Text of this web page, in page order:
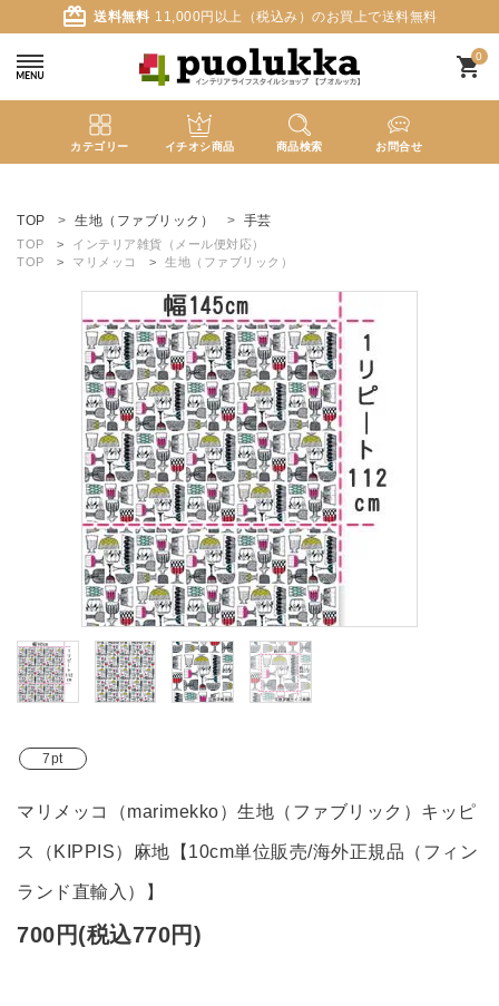
card_giftcard 送料無料 11,000円以上（税込み）のお買上で送料無料
0
shopping_cart
カテゴリー イチオシ商品 商品検索 お問合せ
ようこそ ゲスト 様
search
カテゴリーから探す
ブランド
ガイドライン
TOP 生地（ファブリック） 手芸
TOP
インテリア雑貨（メール便対応）
TOP
マリメッコ 生地（ファブリック）
7pt
マリメッコ（marimekko）生地（ファブリック）キッピ
ス（KIPPIS）麻地【10cm単位販売/海外正規品（フィン
ランド直輸入）】
700円(税込770円)